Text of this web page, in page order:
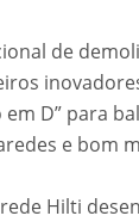
de
em D” para
e bom
Hilti